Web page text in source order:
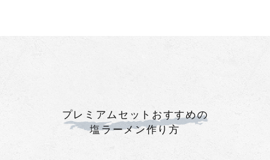
プレミアムセットおすすめの
塩ラーメン作り方